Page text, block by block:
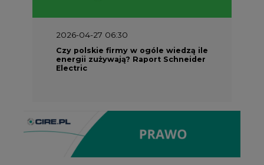
2026-04-27 06:30
Czy polskie firmy w ogóle wiedzą ile
energii zużywają? Raport Schneider
Electric